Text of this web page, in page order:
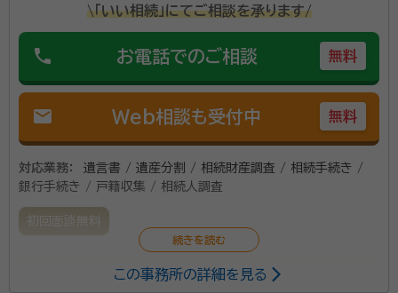
\「いい相続」にてご相談を承ります/
phone お電話でのご相談 無料
mail Web相談も受付中 無料
対応業務：
遺言書 / 遺産分割 / 相続財産調査 / 相続手続き /
銀行手続き / 戸籍収集 / 相続人調査
初回面談無料
遺産相続手続は、相続人の確定に始まり、遺言書の有無
この事務所の詳細を見る